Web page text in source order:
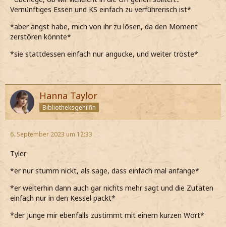
Was!? Nein, auf gar keinen Fall!
*sofort hektisch sage*
Vernünftiges Essen und KS einfach zu verführerisch ist*
*aber angst habe, mich von ihr zu lösen, da den Moment
zerstören könnte*
*sie stattdessen einfach nur angucke, und weiter tröste*
Hanna Taylor
Bibliotheksgehilfin
6. September 2023 um 12:33
Tyler
*er nur stumm nickt, als sage, dass einfach mal anfange*
*er weiterhin dann auch gar nichts mehr sagt und die Zutaten
einfach nur in den Kessel packt*
*der Junge mir ebenfalls zustimmt mit einem kurzen Wort*